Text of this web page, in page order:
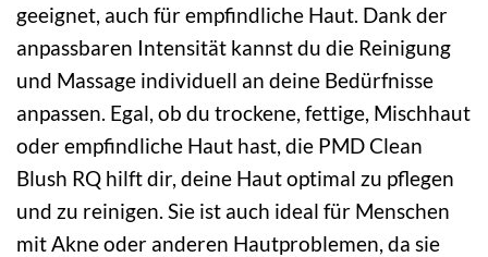
geeignet, auch für empfindliche Haut. Dank der
anpassbaren Intensität kannst du die Reinigung
und Massage individuell an deine Bedürfnisse
anpassen. Egal, ob du trockene, fettige, Mischhaut
oder empfindliche Haut hast, die PMD Clean
Blush RQ hilft dir, deine Haut optimal zu pflegen
und zu reinigen. Sie ist auch ideal für Menschen
mit Akne oder anderen Hautproblemen, da sie